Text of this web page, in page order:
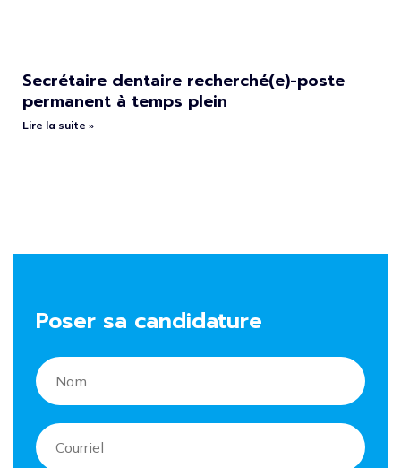
Secrétaire dentaire recherché(e)-poste
permanent à temps plein
Lire la suite »
Poser sa candidature